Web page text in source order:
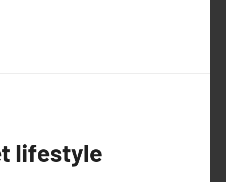
lifestyle